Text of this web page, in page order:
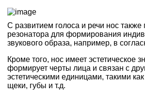
С развитием голоса и речи нос
резонатора для формирования
звукового образа, например, в
Кроме того, нос имеет эстетическое
формирует черты лица и связан с
эстетическими единицами, такими
щеки, губы и т.д.